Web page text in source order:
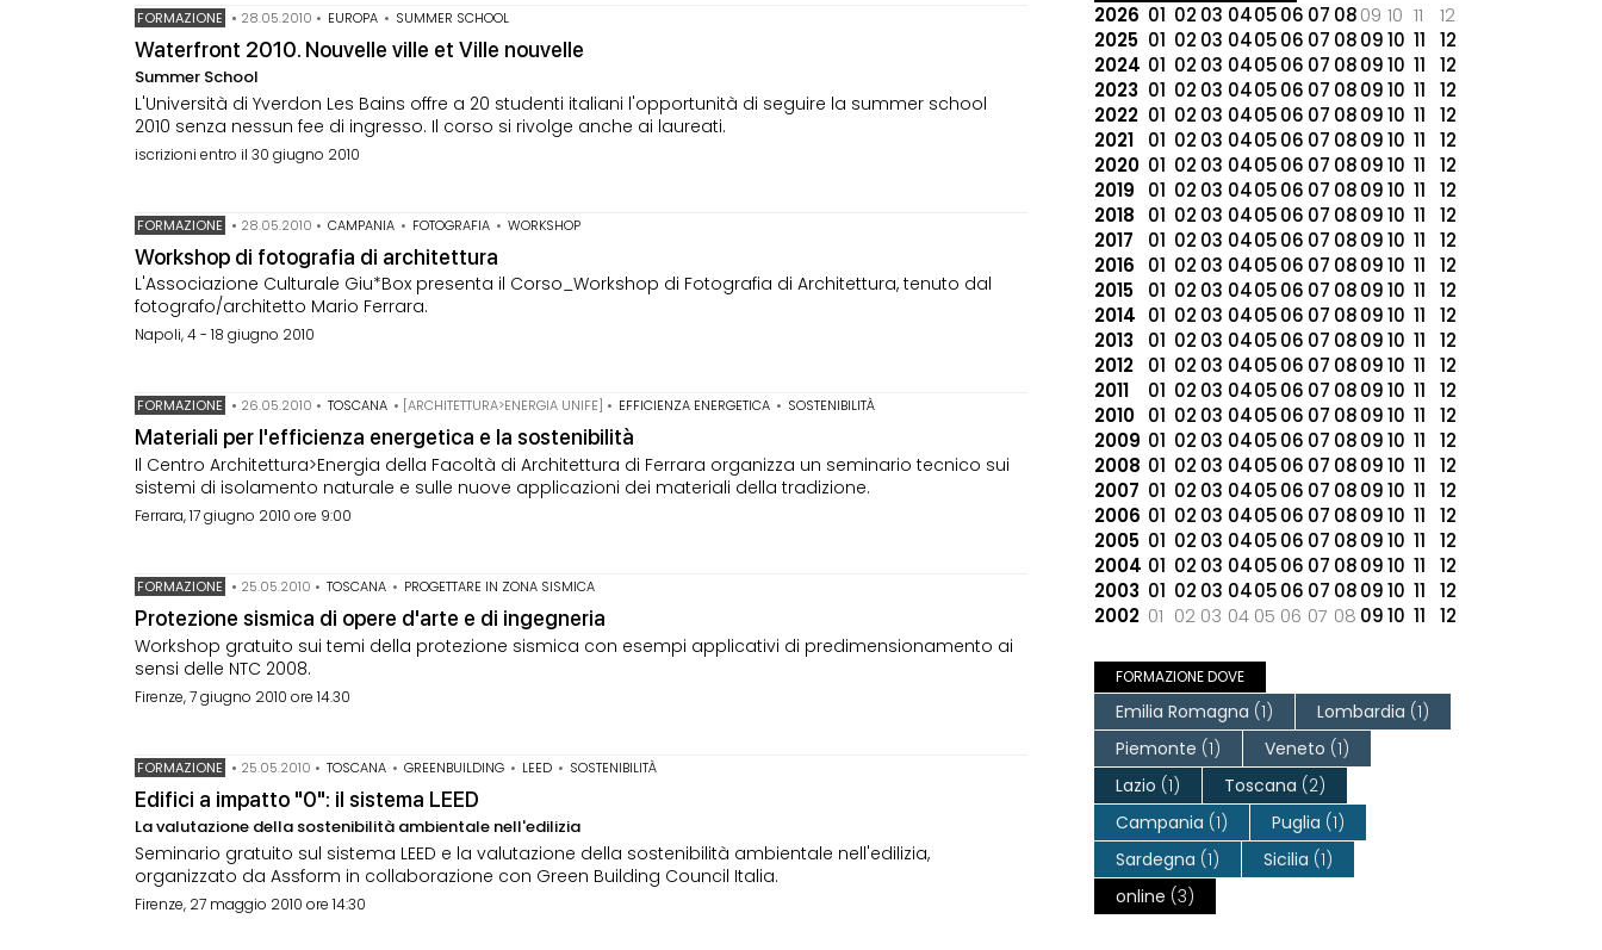
FORMAZIONE • 28.05.2010 • EUROPA • SUMMER SCHOOL
Waterfront 2010. Nouvelle ville et Ville nouvelle
Summer School
L'Università di Yverdon Les Bains offre a 20 studenti italiani l'opportunità di seguire la summer school
2010 senza nessun fee di ingresso. Il corso si rivolge anche ai laureati.
iscrizioni entro il 30 giugno 2010
FORMAZIONE • 28.05.2010 • CAMPANIA • FOTOGRAFIA • WORKSHOP
Workshop di fotografia di architettura
L'Associazione Culturale Giu*Box presenta il Corso_Workshop di Fotografia di Architettura, tenuto dal
fotografo/architetto Mario Ferrara.
Napoli, 4 - 18 giugno 2010
FORMAZIONE • 26.05.2010 • TOSCANA • [ARCHITETTURA>ENERGIA UNIFE] • EFFICIENZA ENERGETICA • SOSTENIBILITÀ
Materiali per l'efficienza energetica e la sostenibilità
Il Centro Architettura>Energia della Facoltà di Architettura di Ferrara organizza un seminario tecnico sui
sistemi di isolamento naturale e sulle nuove applicazioni dei materiali della tradizione.
Ferrara, 17 giugno 2010 ore 9:00
FORMAZIONE • 25.05.2010 • TOSCANA • PROGETTARE IN ZONA SISMICA
Protezione sismica di opere d'arte e di ingegneria
Workshop gratuito sui temi della protezione sismica con esempi applicativi di predimensionamento ai
sensi delle NTC 2008.
Firenze, 7 giugno 2010 ore 14.30
FORMAZIONE • 25.05.2010 • TOSCANA • GREENBUILDING • LEED • SOSTENIBILITÀ
Edifici a impatto "0": il sistema LEED
La valutazione della sostenibilità ambientale nell'edilizia
Seminario gratuito sul sistema LEED e la valutazione della sostenibilità ambientale nell'edilizia,
organizzato da Assform in collaborazione con Green Building Council Italia.
Firenze, 27 maggio 2010 ore 14:30
2026 01 02 03 040506 07 0809 10 11
12
2025 01 02 03 040506 07 080910 11
12
2024 01 02 03 040506 07 080910 11
12
2023 01 02 03 040506 07 080910 11
12
2022 01 02 03 040506 07 080910 11
12
2021
01 02 03 040506 07 080910 11
12
2020 01 02 03 040506 07 080910 11
12
2019
01 02 03 040506 07 080910 11
12
2018
01 02 03 040506 07 080910 11
12
2017
01 02 03 040506 07 080910 11
12
2016
01 02 03 040506 07 080910 11
12
2015
01 02 03 040506 07 080910 11
12
2014 01 02 03 040506 07 080910 11
12
2013
01 02 03 040506 07 080910 11
12
2012
01 02 03 040506 07 080910 11
12
2011
01 02 03 040506 07 080910 11
12
2010 01 02 03 040506 07 080910 11
12
2009 01 02 03 040506 07 080910 11
12
2008 01 02 03 040506 07 080910 11
12
2007 01 02 03 040506 07 080910 11
12
2006 01 02 03 040506 07 080910 11
12
2005 01 02 03 040506 07 080910 11
12
2004 01 02 03 040506 07 080910 11
12
2003 01 02 03 040506 07 080910 11
12
2002 01 02 03 04 05 06 07 08 0910 11 12
FORMAZIONE DOVE
Emilia Romagna (1) Lombardia (1)
Piemonte (1) Veneto (1)
Lazio (1) Toscana (2)
Campania (1) Puglia (1)
Sardegna (1) Sicilia (1)
online (3)